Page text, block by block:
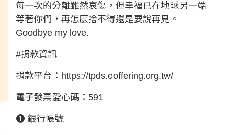
每一次的分離雖然哀傷，但幸福已在地球另一端
等著你們，再怎麼捨不得還是要說再見。
Goodbye my love.
#捐款資訊
捐款平台： https://tpds.eoffering.org.tw/
電子發票愛心碼：591
❶ 銀行帳號